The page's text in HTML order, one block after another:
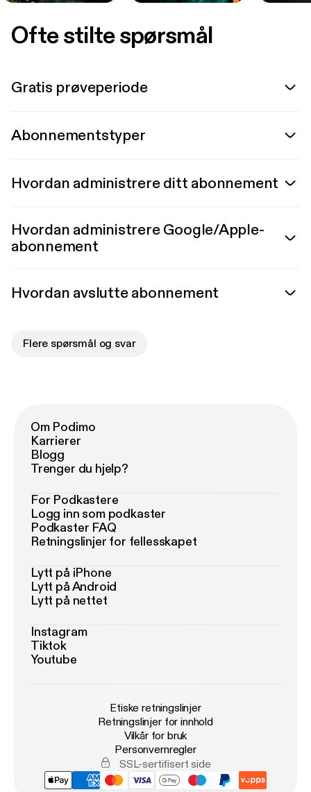
Ofte stilte spørsmål
Gratis prøveperiode
Abonnementstyper
Hvordan administrere ditt abonnement
Hvordan administrere Google/Apple-
abonnement
Hvordan avslutte abonnement
Flere spørsmål og svar
Om Podimo
Karrierer
Blogg
Trenger du hjelp?
For Podkastere
Logg inn som podkaster
Podkaster FAQ
Retningslinjer for fellesskapet
Lytt på iPhone
Lytt på Android
Lytt på nettet
Instagram
Tiktok
Youtube
Etiske retningslinjer
Retningslinjer for innhold
Vilkår for bruk
Personvernregler
SSL-sertifisert side